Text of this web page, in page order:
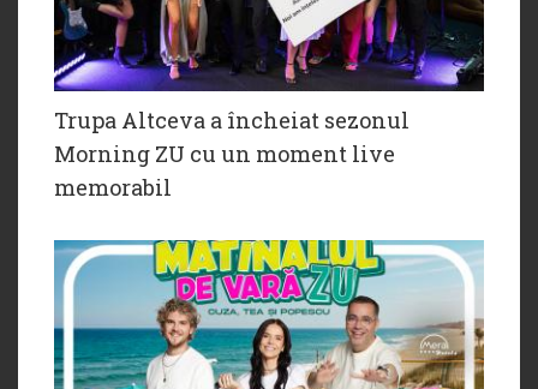
Trupa Altceva a încheiat sezonul
Morning ZU cu un moment live
memorabil